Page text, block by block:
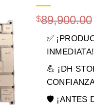
$89,900.00
✅
INMEDIATA!
💪 ¡DH
🛡️ ¡ANTES